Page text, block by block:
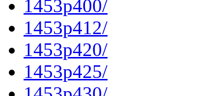
1453p400/
1453p412/
1453p420/
1453p425/